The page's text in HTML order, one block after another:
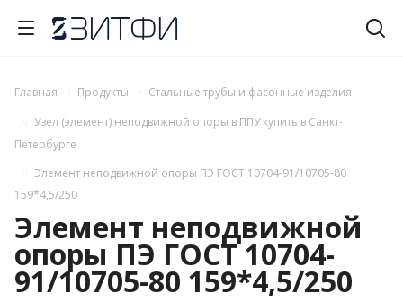
Главная Продукты
Стальные трубы и фасонные изделия
Узел (элемент) неподвижной опоры в ППУ купить в Санкт-
Петербурге
Элемент неподвижной опоры ПЭ ГОСТ 10704-91/10705-80
159*4,5/250
Элемент неподвижной
опоры ПЭ ГОСТ 10704-
91/10705-80 159*4,5/250